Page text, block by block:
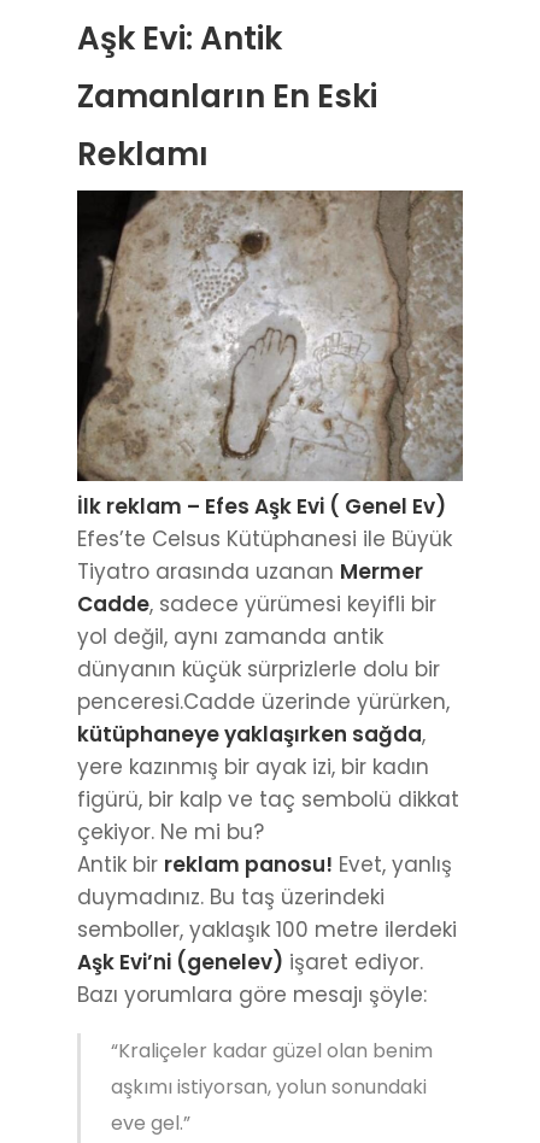
Aşk Evi: Antik
Zamanların En Eski
Reklamı
İlk reklam – Efes Aşk Evi ( Genel Ev)
Efes’te Celsus Kütüphanesi ile Büyük
Tiyatro arasında uzanan Mermer
Cadde, sadece yürümesi keyifli bir
yol değil, aynı zamanda antik
dünyanın küçük sürprizlerle dolu bir
penceresi.Cadde üzerinde yürürken,
kütüphaneye yaklaşırken sağda,
yere kazınmış bir ayak izi, bir kadın
figürü, bir kalp ve taç sembolü dikkat
çekiyor. Ne mi bu?
Antik bir reklam panosu! Evet, yanlış
duymadınız. Bu taş üzerindeki
semboller, yaklaşık 100 metre ilerdeki
Aşk Evi’ni (genelev) işaret ediyor.
Bazı yorumlara göre mesajı şöyle:
“Kraliçeler kadar güzel olan benim
aşkımı istiyorsan, yolun sonundaki
eve gel.”